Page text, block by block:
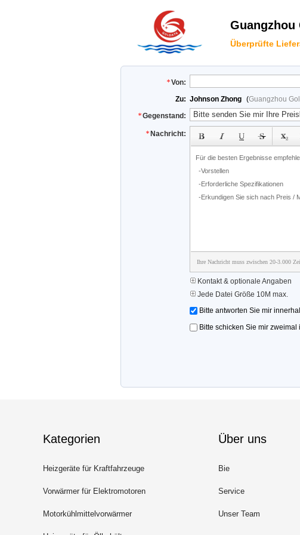
Überprüfte
Von:
Zu: Johnson Zhong (Guangzhou
Gegenstand:
Nachricht:
Ihre Nachricht muss zwischen 20-3.000
Kontakt & optionale Angaben
Jede Datei Größe 10M max.
Bitte antworten Sie mir
Bitte schicken Sie mir
Kategorien
Heizgeräte für Kraftfahrzeuge
Vorwärmer für Elektromotoren
Motorkühlmittelvorwärmer
Über uns
Bie
Service
Unser Team